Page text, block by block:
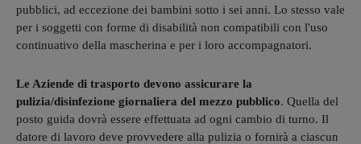
pubblici, ad eccezione dei bambini sotto i sei anni. Lo stesso vale
per i soggetti con forme di disabilità non compatibili con l'uso
continuativo della mascherina e per i loro accompagnatori.
Le Aziende di trasporto devono assicurare la
pulizia/disinfezione giornaliera del mezzo pubblico. Quella del
posto guida dovrà essere effettuata ad ogni cambio di turno. Il
datore di lavoro deve provvedere alla pulizia o fornirà a ciascun